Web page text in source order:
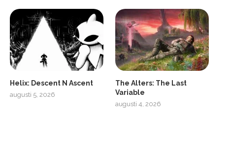
Helix: Descent N Ascent
augusti 5, 2026
The Alters: The Last
Variable
augusti 4, 2026